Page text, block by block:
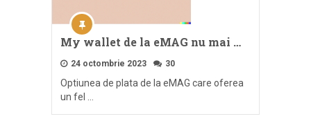
My wallet de la eMAG nu mai …
24 octombrie 2023 30
Optiunea de plata de la eMAG care oferea
un fel …